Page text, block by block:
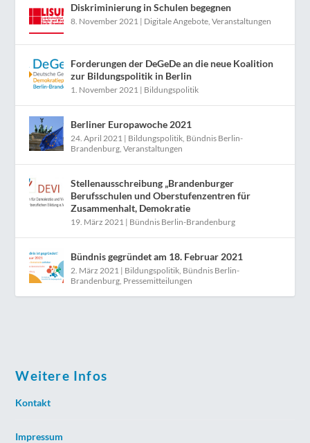
Diskriminierung in Schulen begegnen
8. November 2021 | Digitale Angebote ,Veranstaltungen
Forderungen der DeGeDe an die neue Koalition
zur Bildungspolitik in Berlin
1. November 2021 | Bildungspolitik
Berliner Europawoche 2021
24. April 2021 | Bildungspolitik Bündnis Berlin-
Brandenburg ,Veranstaltungen
Stellenausschreibung „Brandenburger
Berufsschulen und Oberstufenzentren für
Zusammenhalt, Demokratie
19. März 2021 | Bündnis Berlin-Brandenburg
Bündnis gegründet am 18. Februar 2021
2. März 2021 | Bildungspolitik Bündnis Berlin-
Brandenburg Pressemitteilungen
Weitere Infos
Kontakt
Impressum